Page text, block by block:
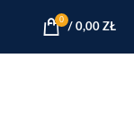
0
/ 0,00 ZŁ